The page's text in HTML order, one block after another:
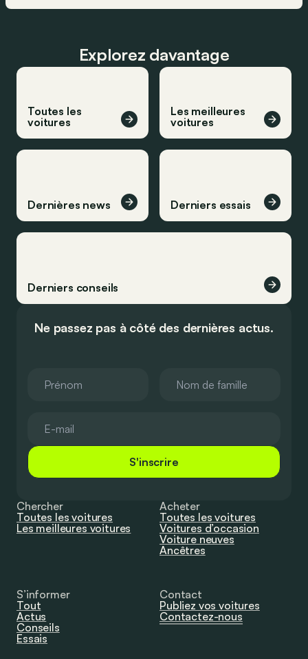
Explorez davantage
Toutes les
voitures
Les meilleures
voitures
Dernières news Derniers essais
Derniers conseils
Ne passez pas à côté des dernières actus.
S'inscrire
Chercher
Toutes les voitures
Les meilleures voitures
Acheter
Toutes les voitures
Voitures d’occasion
Voiture neuves
Ancêtres
S’informer
Tout
Actus
Conseils
Essais
Contact
Publiez vos voitures
Contactez-nous